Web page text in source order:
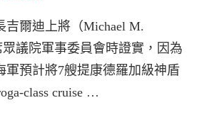
吉爾迪上將（Michael M.
議院軍事委員會時證實，因為
軍預計將7艘提康德羅加級神盾
class cruise …